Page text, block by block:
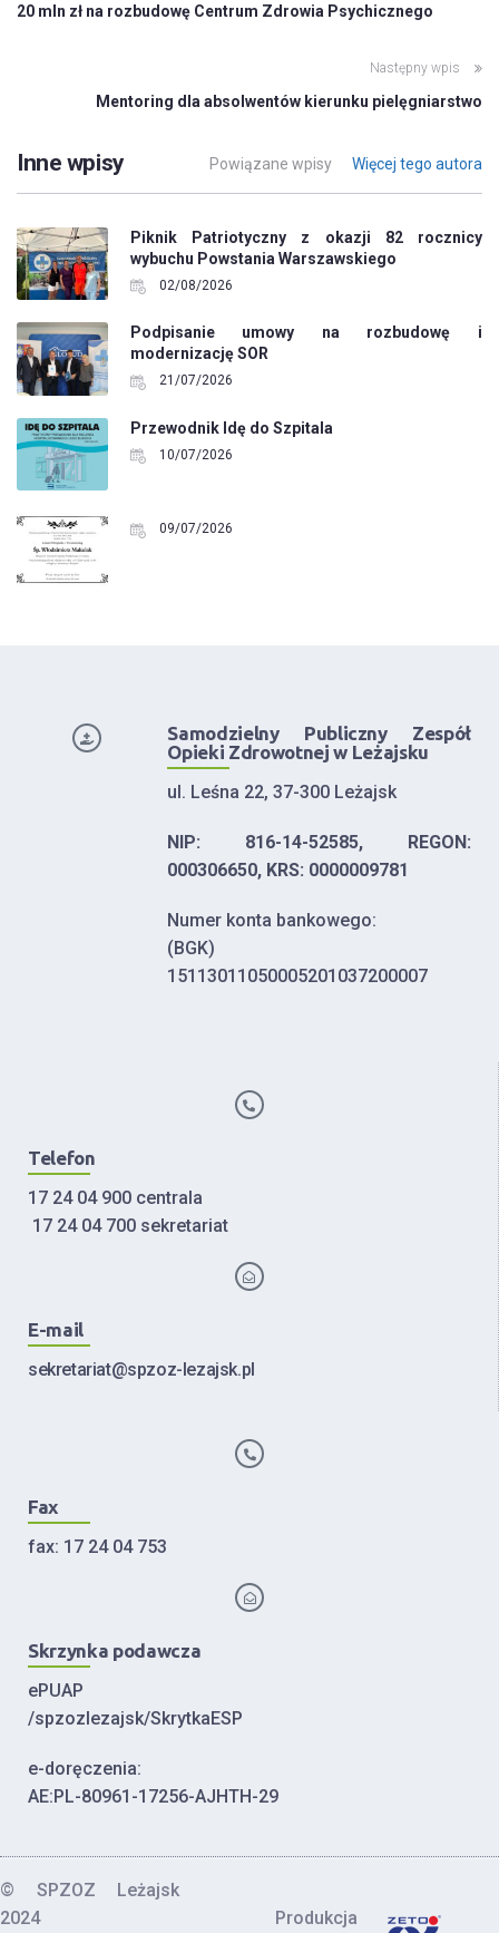
20 mln zł na rozbudowę Centrum Zdrowia Psychicznego
Następny wpis
Mentoring dla absolwentów kierunku pielęgniarstwo
Inne wpisy Powiązane wpisy Więcej tego autora
Piknik Patriotyczny z okazji 82 rocznicy
wybuchu Powstania Warszawskiego
02/08/2026
Podpisanie umowy na rozbudowę i
modernizację SOR
21/07/2026
Przewodnik Idę do Szpitala
10/07/2026
09/07/2026
Samodzielny Publiczny Zespół
Opieki Zdrowotnej w Leżajsku
ul. Leśna 22, 37-300 Leżajsk
NIP: 816-14-52585, REGON:
000306650, KRS: 0000009781
Numer konta bankowego:
(BGK)
15113011050005201037200007
Telefon
17 24 04 900 centrala
17 24 04 700 sekretariat
E-mail
sekretariat@spzoz-lezajsk.pl
Fax
fax: 17 24 04 753
Skrzynka podawcza
ePUAP
/spzozlezajsk/SkrytkaESP
e-doręczenia:
AE:PL-80961-17256-AJHTH-29
© SPZOZ Leżajsk
2024
Produkcja